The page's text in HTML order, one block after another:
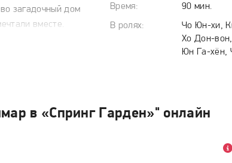
загадочный дом
вместе.
для её
секреты, а
Время:
90 мин.
В ролях:
Чо Юн-хи,
Хо Дон-
Юн Га-хён,
в «Спринг Гарден»" онлайн